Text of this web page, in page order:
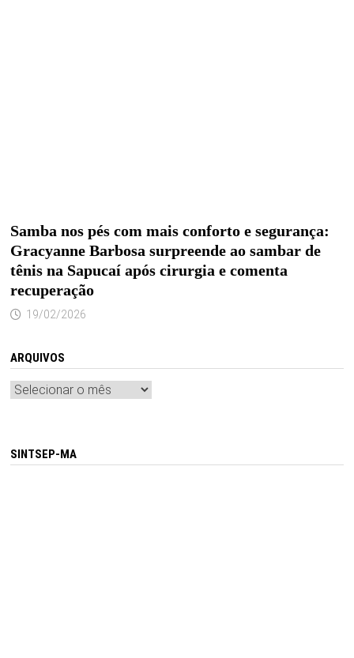
Samba nos pés com mais conforto e segurança:
Gracyanne Barbosa surpreende ao sambar de
tênis na Sapucaí após cirurgia e comenta
recuperação
19/02/2026
ARQUIVOS
Arquivos
SINTSEP-MA